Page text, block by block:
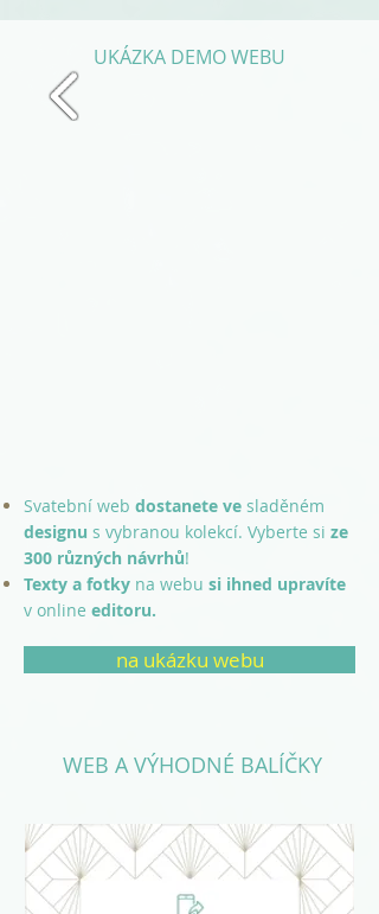
UKÁZKA DEMO WEBU
Svatební web dostanete ve sladěném
designu s vybranou kolekcí. Vyberte si ze
300 různých návrhů!
Texty a fotky na webu si ihned upravíte
v online editoru.
na ukázku webu
WEB A VÝHODNÉ BALÍČKY